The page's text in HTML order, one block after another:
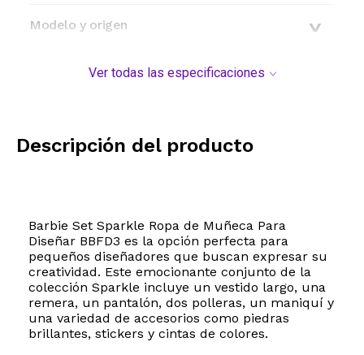
Modelo y origen
Ver todas las especificaciones
Descripción del producto
Barbie Set Sparkle Ropa de Muñeca Para
Diseñar BBFD3 es la opción perfecta para
pequeños diseñadores que buscan expresar su
creatividad. Este emocionante conjunto de la
colección Sparkle incluye un vestido largo, una
remera, un pantalón, dos polleras, un maniquí y
una variedad de accesorios como piedras
brillantes, stickers y cintas de colores.